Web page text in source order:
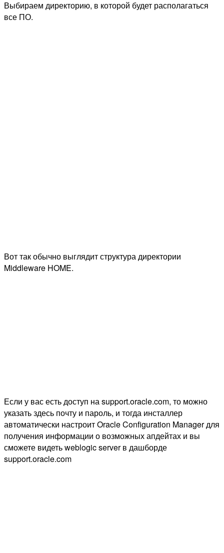
Выбираем директорию, в которой будет располагаться
все ПО.
Вот так обычно выглядит структура директории
Middleware HOME.
Если у вас есть доступ на support.oracle.com, то можно
указать здесь почту и пароль, и тогда инсталлер
автоматически настроит Oracle Configuration Manager для
получения информации о возможных апдейтах и вы
сможете видеть weblogic server в дашборде
support.oracle.com